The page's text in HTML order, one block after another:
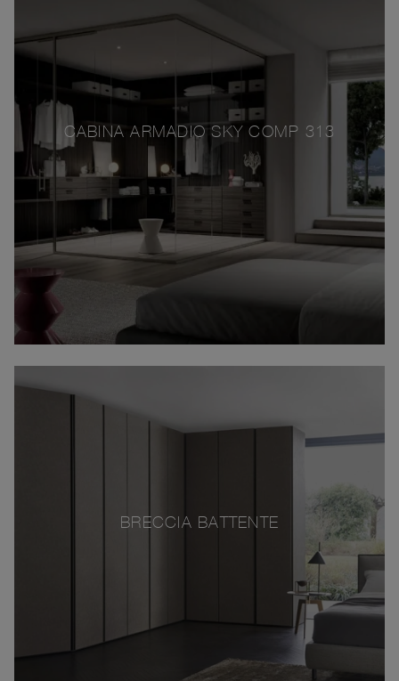
CABINA ARMADIO SKY COMP 313
BRECCIA BATTENTE